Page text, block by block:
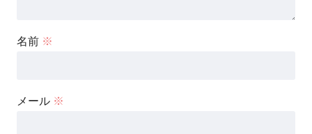
名前 ※
メール ※